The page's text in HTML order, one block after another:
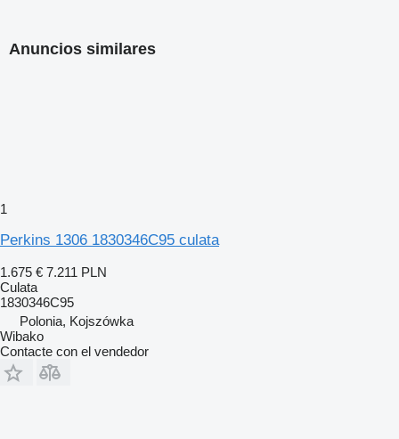
Anuncios similares
1
Perkins 1306 1830346C95 culata
1.675 € 7.211 PLN
Culata
1830346C95
Polonia, Kojszówka
Wibako
Contacte con el vendedor